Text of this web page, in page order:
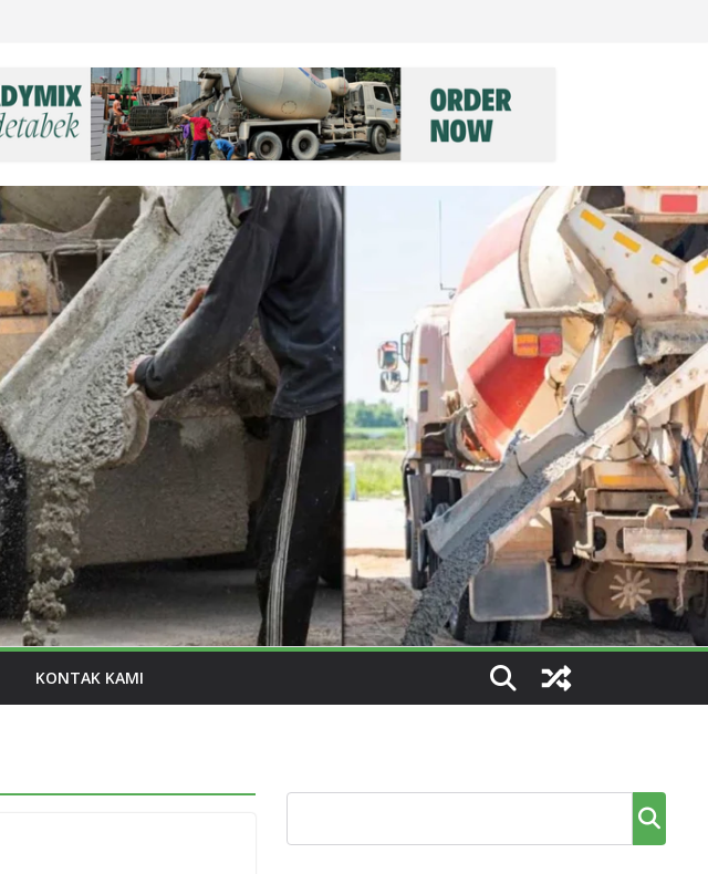
KONTAK KAMI
Cari